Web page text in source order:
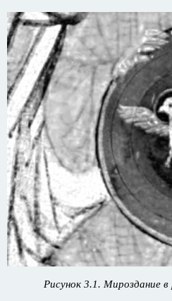
Рисунок 3.1. Мироздание